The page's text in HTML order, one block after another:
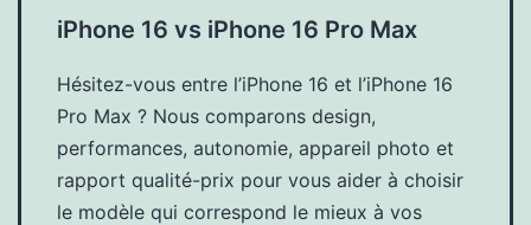
iPhone 16 vs iPhone 16 Pro Max
Hésitez-vous entre l’iPhone 16 et l’iPhone 16
Pro Max ? Nous comparons design,
performances, autonomie, appareil photo et
rapport qualité-prix pour vous aider à choisir
le modèle qui correspond le mieux à vos